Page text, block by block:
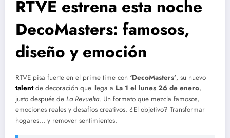
RTVE estrena esta noche
DecoMasters: famosos,
diseño y emoción
RTVE pisa fuerte en el prime time con ‘DecoMasters’, su nuevo
talentde decoración que llega a La 1 el lunes 26 de enero,
justo después de La Revuelta. Un formato que mezcla famosos,
emociones reales y desafíos creativos. ¿El objetivo? Transformar
hogares… y remover sentimientos.